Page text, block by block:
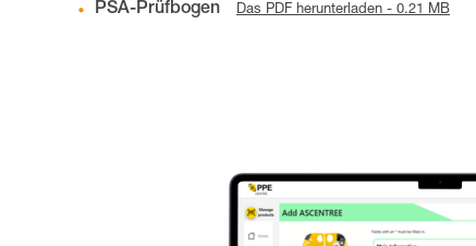
PSA-Prüfbogen Das PDF herunterladen - 0.21 MB